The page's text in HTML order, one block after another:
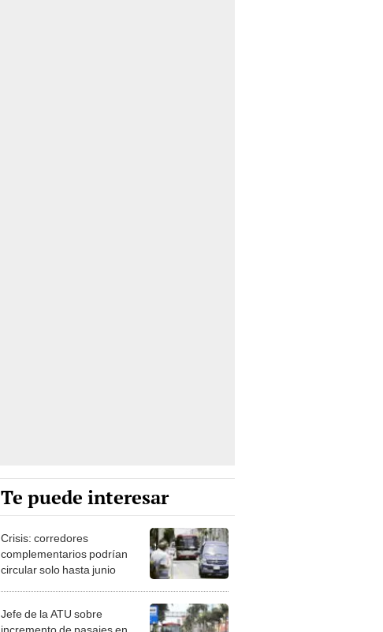
Te puede interesar
Crisis: corredores
complementarios podrían
circular solo hasta junio
Jefe de la ATU sobre
incremento de pasajes en